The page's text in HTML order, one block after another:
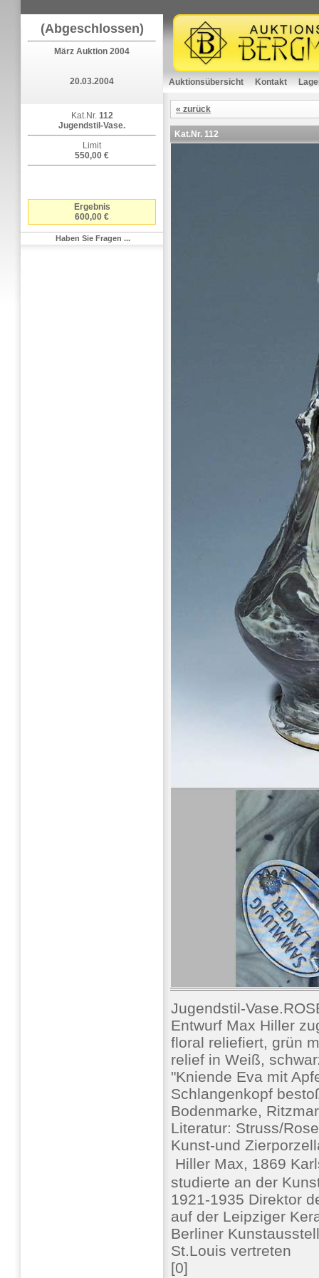
(Abgeschlossen)
März Auktion 2004
20.03.2004
Kat.Nr. 112
Jugendstil-Vase.
Limit
550,00 €
Ergebnis
600,00 €
Haben Sie Fragen ...
Auktionsübersicht Kontakt
« zurück
Kat.Nr. 112
Jugendstil-
Entwurf Max Hiller
floral reliefiert, grün
relief in Weiß,
"Kniende Eva mit
Schlangenkopf
Bodenmarke,
Literatur: Struss/
Kunst-und
Hiller Max, 1869
studierte an der
1921-1935 Direktor
auf der Leipziger
Berliner
St.Louis vertreten
[0]